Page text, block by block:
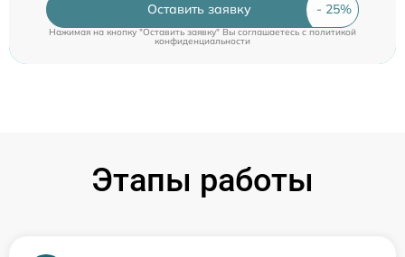
Оставить заявку
Нажимая на кнопку "Оставить заявку" Вы соглашаетесь cполитикой
конфиденциальности
Этапы работы